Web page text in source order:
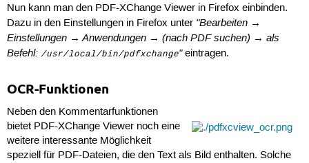
Nun kann man den PDF-XChange Viewer in Firefox einbinden.
Dazu in den Einstellungen in Firefox unter "Bearbeiten →
Einstellungen → Anwendungen → (nach PDF suchen) → als
Befehl: /usr/local/bin/pdfxchange"eintragen.
OCR-Funktionen
Neben den Kommentarfunktionen
bietet PDF-XChange Viewer noch eine
weitere interessante Möglichkeit
speziell für PDF-Dateien, die den Text als Bild enthalten. Solche